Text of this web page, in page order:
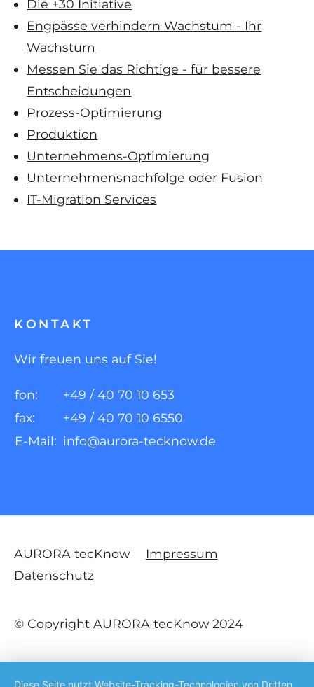
Die +30 Initiative
Engpässe verhindern Wachstum - Ihr
Wachstum
Messen Sie das Richtige - für bessere
Entscheidungen
Prozess-Optimierung
Produktion
Unternehmens-Optimierung
Unternehmensnachfolge oder Fusion
IT-Migration Services
KONTAKT
Wir freuen uns auf Sie!
fon:
+49 / 40 70 10 653
fax:
+49 / 40 70 10 6550
E-Mail: info@aurora-tecknow.de
AURORA tecKnow
Impressum
Datenschutz
© Copyright AURORA tecKnow 2024
Diese Seite nutzt Website-Tracking-Technologien von Dritten,